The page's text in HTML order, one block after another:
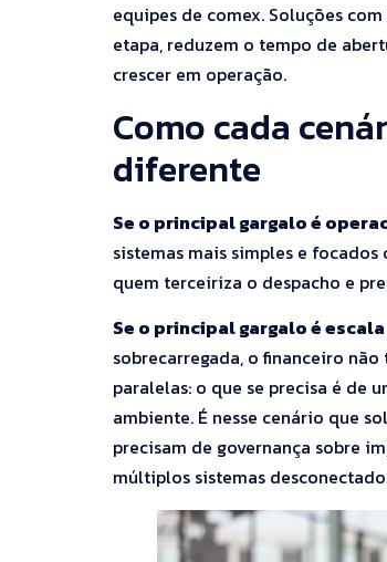
equipes de comex. Soluções
etapa, reduzem o tempo de
crescer em operação.
Como cada
diferente
Se o principal gargalo é
sistemas mais simples e focados
quem terceiriza o despacho e
Se o principal gargalo é
sobrecarregada, o financeiro
paralelas: o que se precisa é de
ambiente. É nesse cenário que
precisam de governança sobre
múltiplos sistemas